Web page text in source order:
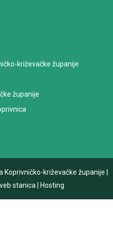
križevačke županije
županije
Koprivničko-križevačke županije
stanica Hosting